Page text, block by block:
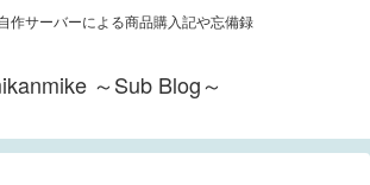
作サーバーによる商品購入記や忘備録
～Sub Blog～